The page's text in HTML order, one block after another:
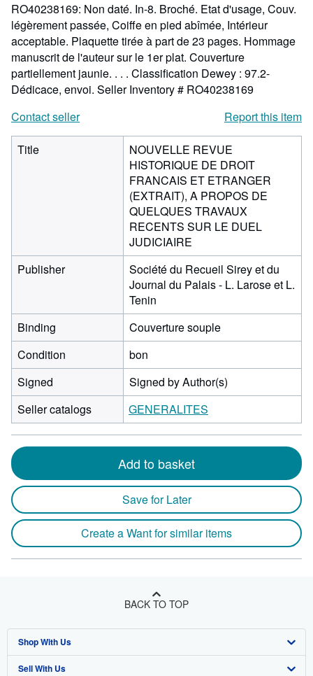
RO40238169: Non daté. In-8. Broché. Etat d'usage, Couv.
légèrement passée, Coiffe en pied abîmée, Intérieur
acceptable. Plaquette tirée à part de 23 pages. Hommage
manuscrit de l'auteur sur le 1er plat. Couverture
partiellement jaunie. . . . Classification Dewey : 97.2-
Dédicace, envoi. Seller Inventory # RO40238169
Contact seller
Report this item
Title
NOUVELLE REVUE
HISTORIQUE DE DROIT
FRANCAIS ET ETRANGER
(EXTRAIT), A PROPOS DE
QUELQUES TRAVAUX
RECENTS SUR LE DUEL
JUDICIAIRE
Publisher
Société du Recueil Sirey et du
Journal du Palais - L. Larose et L.
Tenin
Binding
Couverture souple
Condition
bon
Signed
Signed by Author(s)
Seller catalogs
GENERALITES
Add to basket
Save for Later
Create a Want for similar items
BACK TO TOP
Shop With Us
Advanced Search
Sell With Us